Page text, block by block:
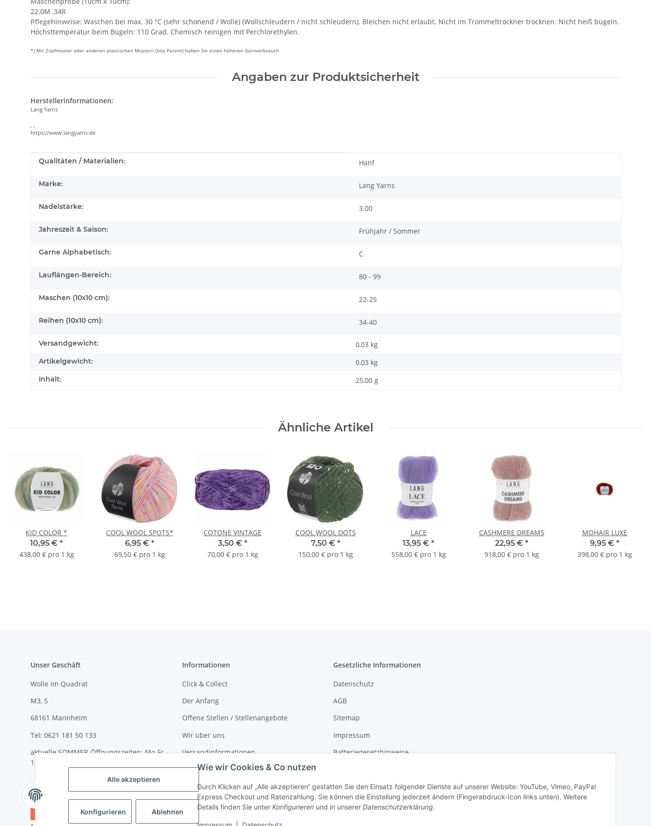
Alle akzeptieren
Konfigurieren Ablehnen
Wie wir Cookies & Co nutzen
Durch Klicken auf „Alle akzeptieren“ gestatten Sie den Einsatz folgender Dienste auf unserer Website: YouTube, Vimeo, PayPal
Express Checkout und Ratenzahlung. Sie können die Einstellung jederzeit ändern (Fingerabdruck-Icon links unten). Weitere
Details finden Sie unter Konfigurieren und in unserer Datenschutzerklärung.
22.0M ,34R
Pflegehinweise: Waschen bei max. 30 °C (sehr schonend / Wolle) (Wollschleudern / nicht schleudern). Bleichen nicht erlaubt. Nicht im Trommeltrockner trocknen. Nicht heiß bügeln.
Höchsttemperatur beim Bügeln: 110 Grad. Chemisch reinigen mit Perchlorethylen.
*) Mit Zopfmuster oder anderen plastischen Mustern (bsp Patent) haben Sie einen höheren Garnverbrauch
Angaben zur Produktsicherheit
Herstellerinformationen:
Lang Yarns
, ,
https://www.langyarns.de
Produkteigenschaft
Wert
Qualitäten / Materialien: Hanf
Marke: Lang Yarns
Nadelstärke: 3.00
Jahreszeit & Saison: Frühjahr / Sommer
Garne Alphabetisch: C
Lauflängen-Bereich: 80 - 99
Maschen (10x10 cm): 22-25
Reihen (10x10 cm): 34-40
Versandgewicht: 0,03 kg
Artikelgewicht: 0,03 kg
Inhalt: 25,00 g
Ähnliche Artikel
KID COLOR *
10,95 € *
438,00 € pro 1 kg
COOL WOOL SPOTS*
6,95 € *
69,50 € pro 1 kg
COTONE VINTAGE
3,50 € *
70,00 € pro 1 kg
COOL WOOL DOTS
7,50 € *
150,00 € pro 1 kg
LACE
13,95 € *
558,00 € pro 1 kg
CASHMERE DREAMS
22,95 € *
918,00 € pro 1 kg
MOHAIR LUXE
9,95 € *
398,00 € pro 1 kg
Unser Geschäft
Wolle im Quadrat
M3, 5
68161 Mannheim
Tel: 0621 181 50 133
aktuelle SOMMER-Öffnungszeiten: Mo-Fr
10-18 Uhr und Sa 10-14 Uhr
Informationen
Click & Collect
Der Anfang
Offene Stellen / Stellenangebote
Wir über uns
Versandinformationen
Newsletter
Gesetzliche Informationen
Datenschutz
AGB
Sitemap
Impressum
Batteriegesetzhinweise
Vertrag widerrufen